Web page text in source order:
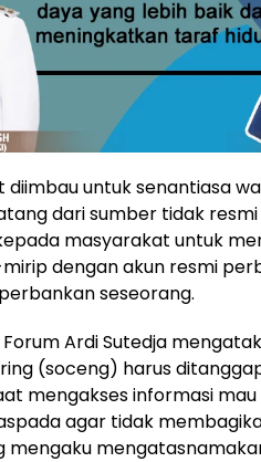
diimbau untuk senantiasa
dari sumber tidak
masyarakat untuk
dengan akun resmi
seseorang.
Ardi Sutedja
(soceng) harus
mengakses informasi
agar tidak